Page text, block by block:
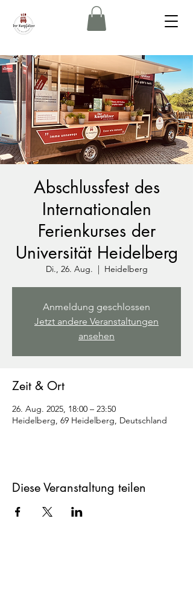
Abschlussfest des
Internationalen
Ferienkurses der
Universität Heidelberg
Di., 26. Aug.
  |
Heidelberg
Anmeldung geschlossen
Jetzt andere Veranstaltungen
ansehen
Zeit & Ort
26. Aug. 2025, 18:00 – 23:50
Heidelberg, 69 Heidelberg, Deutschland
Diese Veranstaltung teilen